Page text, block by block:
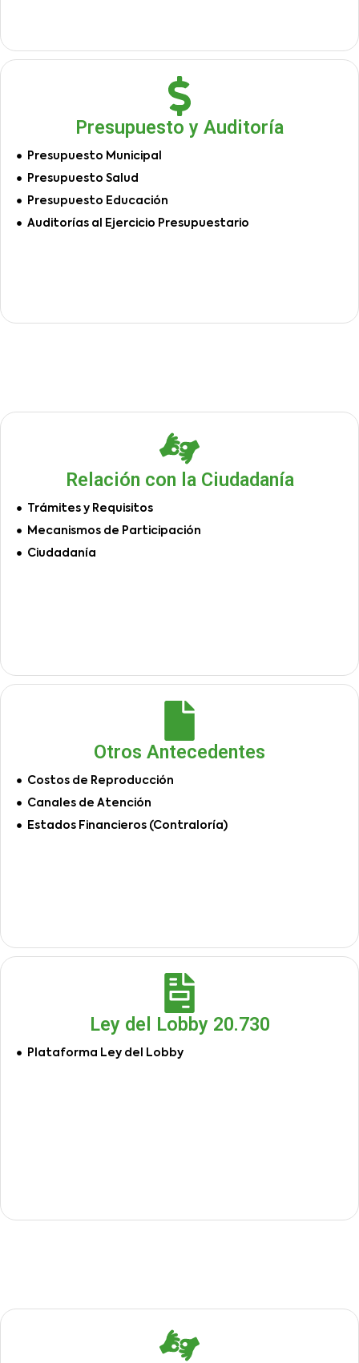
Presupuesto y Auditoría
Presupuesto Municipal
Presupuesto Salud
Presupuesto Educación
Auditorías al Ejercicio Presupuestario
Relación con la Ciudadanía
Trámites y Requisitos
Mecanismos de Participación
Ciudadanía
Otros Antecedentes
Costos de Reproducción
Canales de Atención
Estados Financieros (Contraloría)
Ley del Lobby 20.730
Plataforma Ley del Lobby